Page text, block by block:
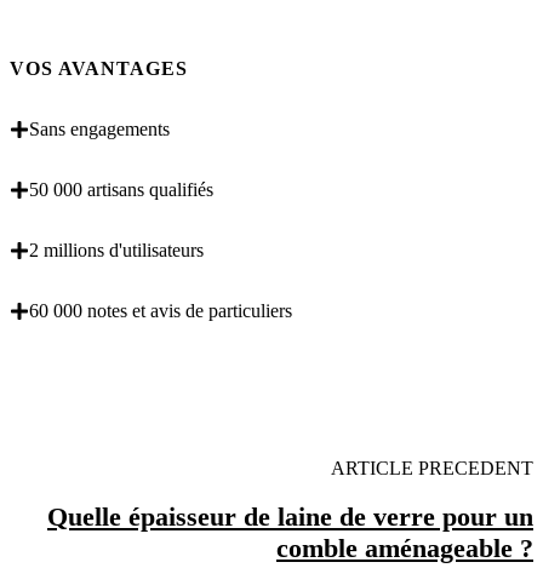
VOS AVANTAGES
Sans engagements
50 000 artisans qualifiés
2 millions d'utilisateurs
60 000 notes et avis de particuliers
ARTICLE PRECEDENT
Quelle épaisseur de laine de verre pour un
comble aménageable ?